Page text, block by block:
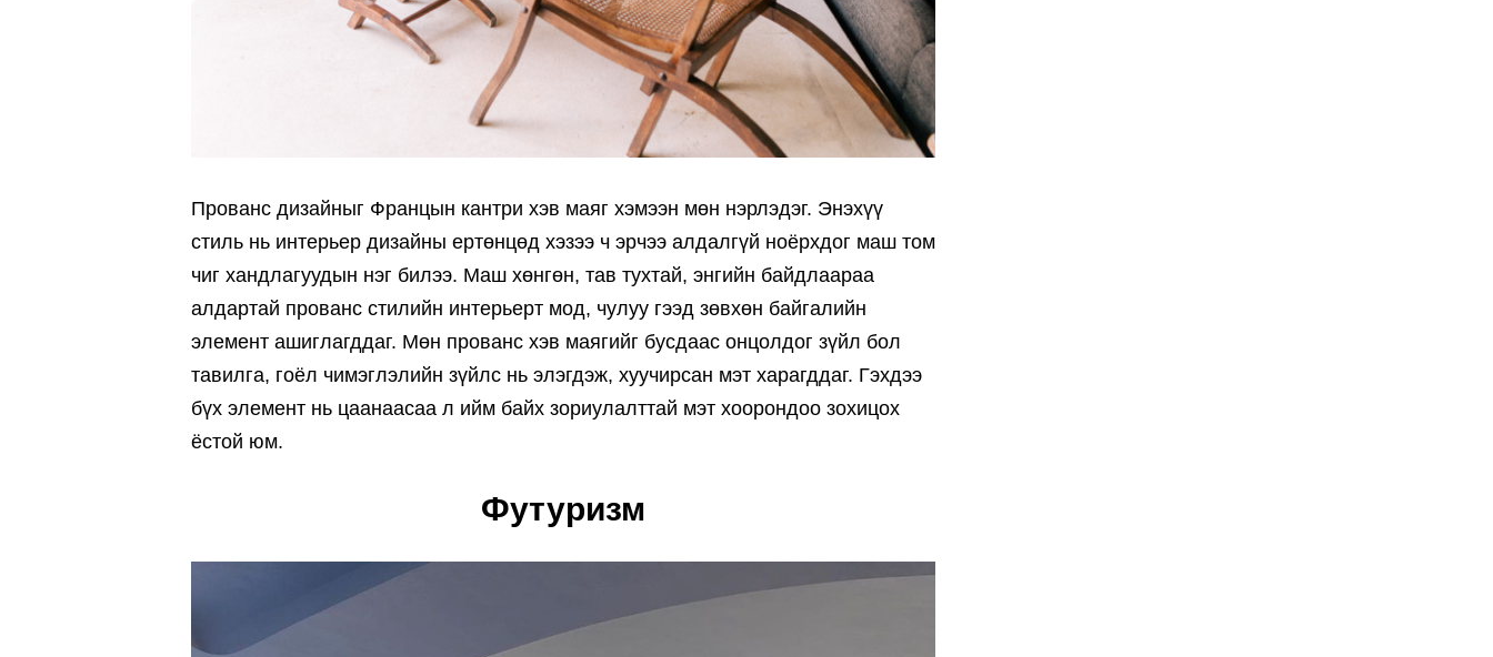
Прованс дизайныг Францын кантри хэв маяг хэмээн мөн нэрлэдэг. Энэхүү
стиль нь интерьер дизайны ертөнцөд хэзээ ч эрчээ алдалгүй ноёрхдог маш том
чиг хандлагуудын нэг билээ. Маш хөнгөн, тав тухтай, энгийн байдлаараа
алдартай прованс стилийн интерьерт мод, чулуу гээд зөвхөн байгалийн
элемент ашиглагддаг. Мөн прованс хэв маягийг бусдаас онцолдог зүйл бол
тавилга, гоёл чимэглэлийн зүйлс нь элэгдэж, хуучирсан мэт харагддаг. Гэхдээ
бүх элемент нь цаанаасаа л ийм байх зориулалттай мэт хоорондоо зохицох
ёстой юм.
Футуризм